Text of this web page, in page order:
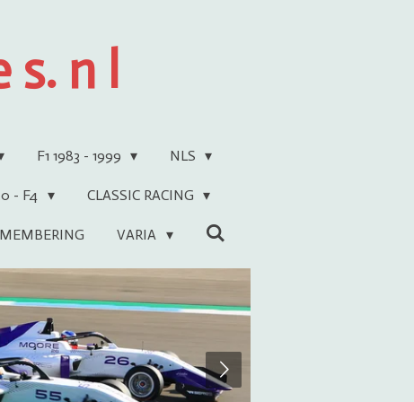
s. n l
F1 1983 - 1999 NLS
- F4 CLASSIC RACING
VARIA